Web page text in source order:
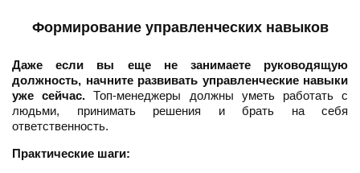
Формирование управленческих навыков
Даже если вы еще не занимаете руководящую
должность, начните развивать управленческие навыки
уже сейчас. Топ-менеджеры должны уметь работать с
людьми, принимать решения и брать на себя
ответственность.
Практические шаги: